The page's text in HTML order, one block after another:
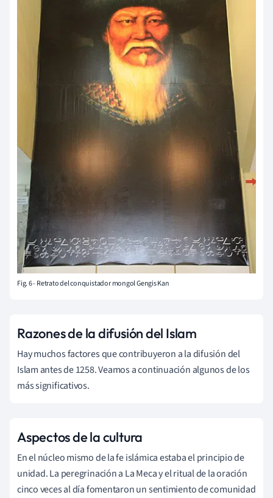
Fig. 6 - Retrato del conquistador mongol Gengis Kan
Razones de la difusión del Islam
Hay muchos factores que contribuyeron a la difusión del
Islam antes de 1258. Veamos a continuación algunos de los
más significativos.
Aspectos de la cultura
En el núcleo mismo de la fe islámica estaba el principio de
unidad. La peregrinación a La Meca y el ritual de la oración
cinco veces al día fomentaron un sentimiento de comunidad